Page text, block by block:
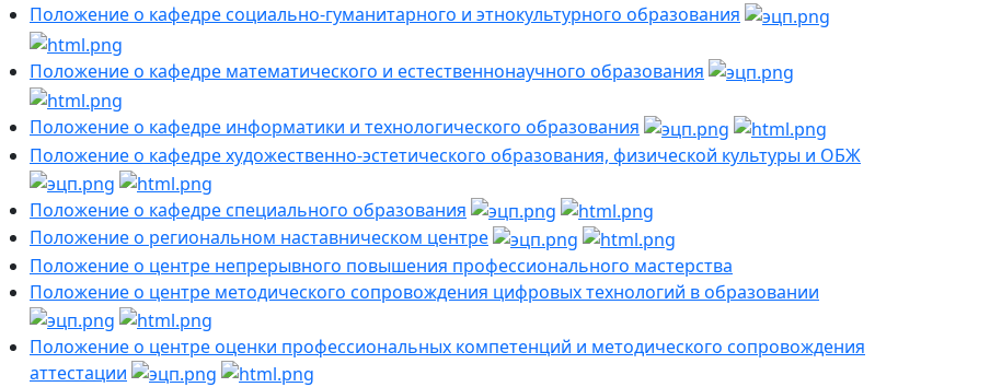
Положение о кафедре социально-гуманитарного и этнокультурного образования
Положение о кафедре математического и естественнонаучного образования
Положение о кафедре информатики и технологического образования
Положение о кафедре художественно-эстетического образования, физической культуры и ОБЖ
Положение о кафедре специального образования
Положение о региональном наставническом центре
Положение о центре непрерывного повышения профессионального мастерства
Положение о центре методического сопровождения цифровых технологий в образовании
Положение о центре оценки профессиональных компетенций и методического сопровождения
аттестации